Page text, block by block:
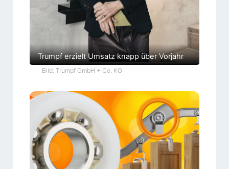
Trumpf erzielt Umsatz knapp über Vorjahr
Bild: Trumpf GmbH + Co. KG